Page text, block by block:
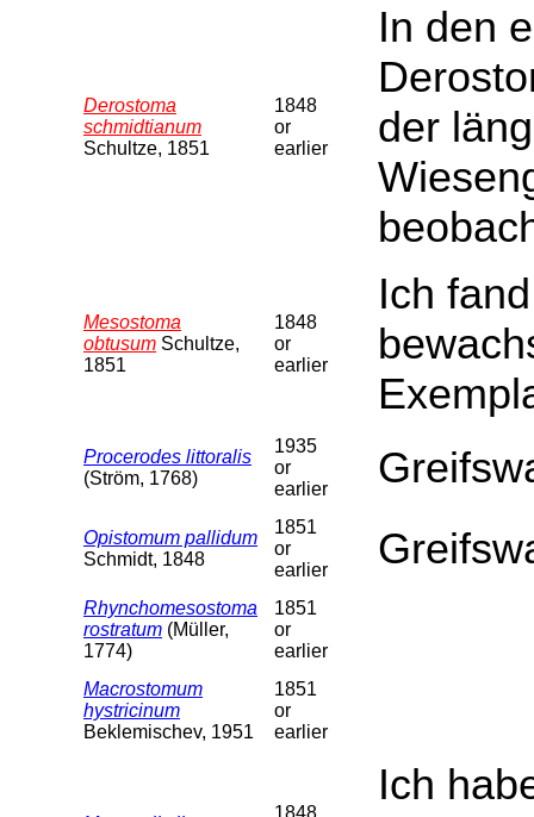
Derostoma
schmidtianum
Schultze, 1851
1848
or
earlier
In den
der
Mesostoma
obtusum Schultze,
1851
1848
or
earlier
Ich
Procerodes littoralis
(Ström, 1768)
1935
or
earlier
Opistomum pallidum
Schmidt, 1848
1851
or
earlier
Rhynchomesostoma
rostratum (Müller,
1774)
1851
or
earlier
Macrostomum
hystricinum
Beklemischev, 1951
1851
or
earlier
1848
Ich